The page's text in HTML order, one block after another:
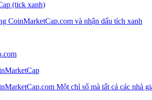
(tick xanh)
CoinMarketCap.com và nhận dấu tích xanh
Một chỉ số mà tất cả các nhà